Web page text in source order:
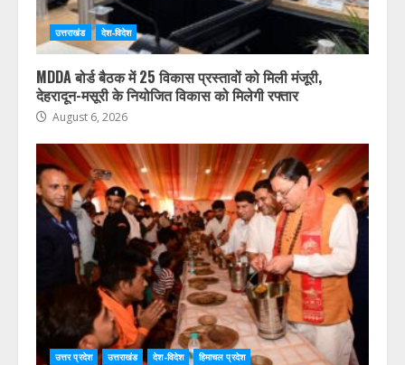
उत्तराखंड देश-विदेश
MDDA बोर्ड बैठक में 25 विकास प्रस्तावों को मिली मंजूरी,
देहरादून-मसूरी के नियोजित विकास को मिलेगी रफ्तार
August 6, 2026
उत्तर प्रदेश उत्तराखंड देश-विदेश हिमाचल प्रदेश